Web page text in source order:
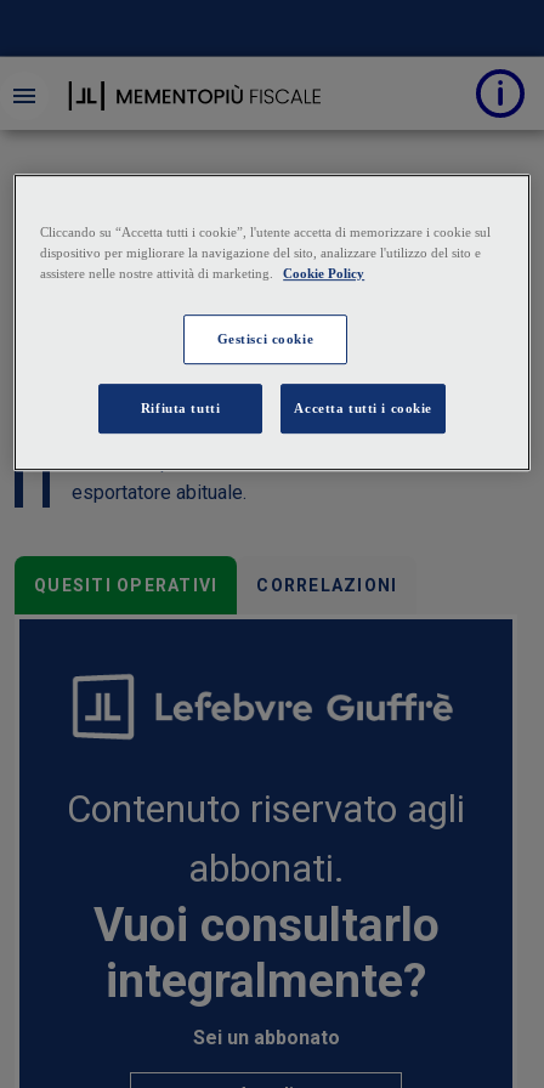
Status di esportatore
abituale
Vincenzo Cristiano
Si chiede di conoscere quali sono i requisiti
esportatore abituale.
QUESITI OPERATIVI CORRELAZIONI
Contenuto riservato agli
abbonati.
Vuoi consultarlo
integralmente?
Sei un abbonato